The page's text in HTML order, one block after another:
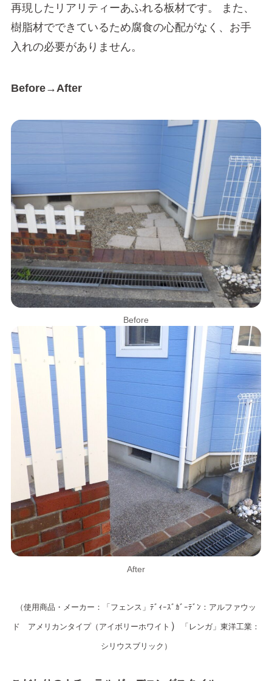
再現したリアリティーあふれる板材です。 また、
樹脂材でできているため腐食の心配がなく、お手
入れの必要がありません。
Before→After
Before
After
（使用商品・メーカー：「フェンス」ﾃﾞｨｰｽﾞｶﾞｰﾃﾞﾝ：アルファウッ
ド アメリカンタイプ（アイボリーホワイト ） 「レンガ」東洋工業：
シリウスブリック）